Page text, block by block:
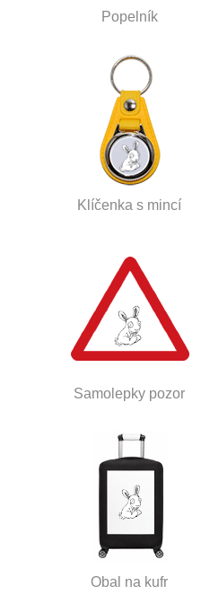
Popelník
Klíčenka s mincí
Samolepky pozor
Obal na kufr